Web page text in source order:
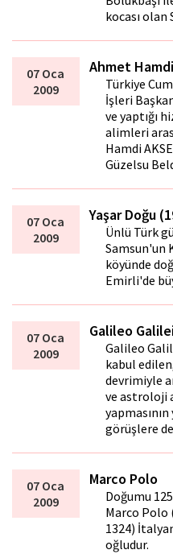
kocası olan
07 Oca
2009
Ahmet
Türkiye
İşleri
ve yaptığı
alimleri
Hamdi
Güzelsu
07 Oca
2009
Yaşar Doğu
Ünlü Türk
Samsun'un
köyünde
Emirli'de
07 Oca
2009
Galileo
Galileo
kabul
devrimiyle
ve astroloji
görüşlere
07 Oca
2009
Marco Polo
Doğumu
Marco Polo
1324)
oğludur.